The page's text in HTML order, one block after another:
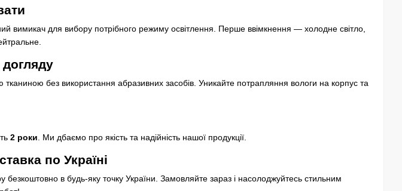
вимикач для вибору потрібного режиму освітлення. Перше ввімкнення — холодне світло,
догляду
без використання абразивних засобів. Уникайте потрапляння вологи на корпус та
2 роки . Ми дбаємо про якість та надійність нашої продукції.
по Україні
в будь-яку точку України. Замовляйте зараз і насолоджуйтесь стильним